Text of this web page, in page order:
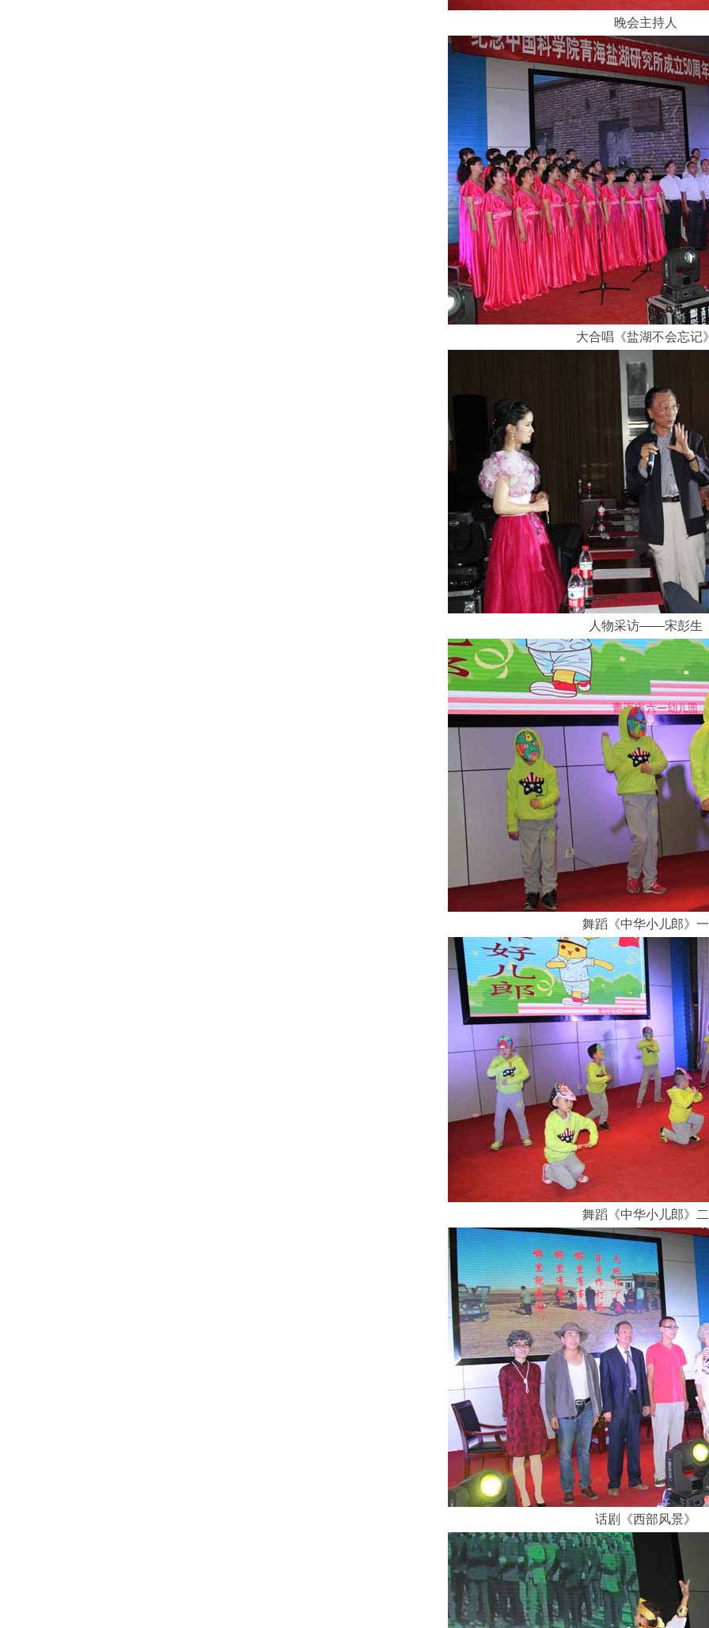
晚会主持人
大合唱《盐湖不会忘记
人物采访——宋彭生
舞蹈《中华小儿郎》一
舞蹈《中华小儿郎》二
话剧《西部风景》